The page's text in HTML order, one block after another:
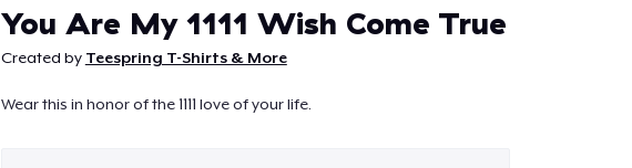
You Are My 1111 Wish Come True
Created by Teespring T-Shirts & More
Wear this in honor of the 1111 love of your life.